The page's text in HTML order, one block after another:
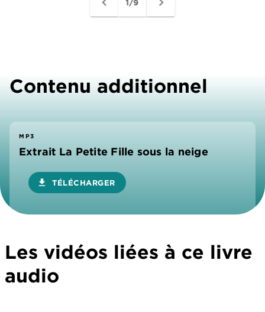
1/9
Contenu additionnel
MP3
Extrait La Petite Fille sous la neige
download TÉLÉCHARGER
Les vidéos liées à ce livre
audio